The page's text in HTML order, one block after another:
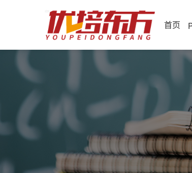
首页